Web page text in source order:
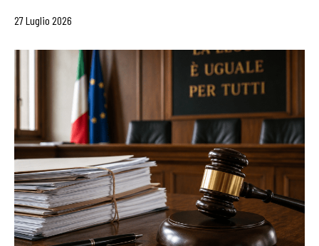
27 Luglio 2026